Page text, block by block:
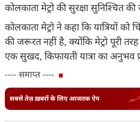
कोलकाता मेट्रो की सुरक्षा सुनिश्चित
कोलकाता मेट्रो ने कहा कि यात्रियों को
की जरूरत नहीं है, क्योंकि मेट्रो पूरी
एक सुखद, किफायती यात्रा का अनुभव
---- समाप्त ----
सबसे तेज़ ख़बरों के लिए आजतक ऐप